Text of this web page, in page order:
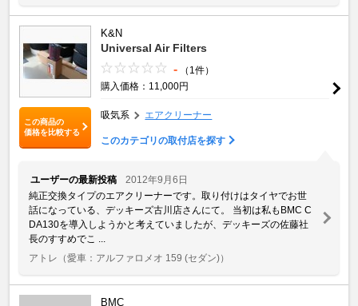
この商品の
価格を比較する
K&N
Universal Air Filters
-
（1件）
購入価格：11,000円
吸気系 エアクリーナー
このカテゴリの取付店を探す
ユーザーの最新投稿
2012年9月6日
純正交換タイプのエアクリーナーです。取り付けはタイヤでお世
話になっている、デッキーズ古川店さんにて。 当初は私もBMC C
DA130を導入しようかと考えていましたが、デッキーズの佐藤社
長のすすめでこ ...
アトレ （愛車：アルファロメオ 159 (セダン)）
BMC